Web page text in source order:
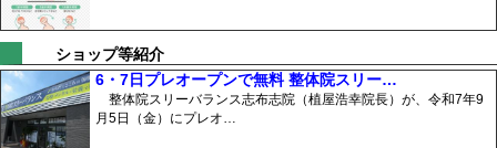
ショップ等紹介
6・7日プレオープンで無料 整体院スリー…
整体院スリーバランス志布志院（植屋浩幸院長）が、令和7年9
月5日（金）にプレオ…